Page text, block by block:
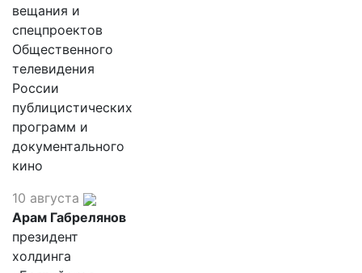
вещания и
спецпроектов
Общественного
телевидения
России
публицистических
программ и
документального
кино
10 августа
Арам Габрелянов
президент
холдинга